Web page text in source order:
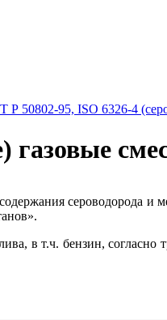
50802-95, ISO 6326-4
газовые
сероводорода и
в т.ч. бензин,